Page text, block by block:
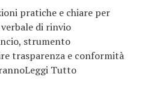
pratiche e chiare per
di rinvio
strumento
trasparenza e conformità
Tutto